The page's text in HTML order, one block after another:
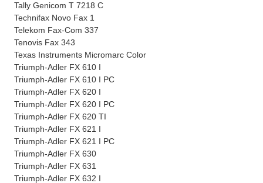
Tally Genicom T 7218 C
Technifax Novo Fax 1
Telekom Fax-Com 337
Tenovis Fax 343
Texas Instruments Micromarc Color
Triumph-Adler FX 610 I
Triumph-Adler FX 610 I PC
Triumph-Adler FX 620 I
Triumph-Adler FX 620 I PC
Triumph-Adler FX 620 TI
Triumph-Adler FX 621 I
Triumph-Adler FX 621 I PC
Triumph-Adler FX 630
Triumph-Adler FX 631
Triumph-Adler FX 632 I